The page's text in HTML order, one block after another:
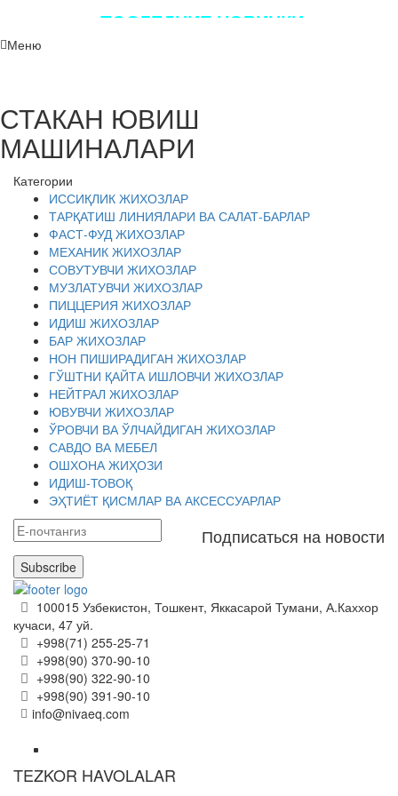
ПОСЛЕДНИЕ НОВИНКИ
Меню
СТАКАН ЮВИШ
МАШИНАЛАРИ
Категории
ИССИҚЛИК ЖИХОЗЛАР
ТАРҚАТИШ ЛИНИЯЛАРИ ВА САЛАТ-БАРЛАР
ФАСТ-ФУД ЖИХОЗЛАР
МЕХАНИК ЖИХОЗЛАР
СОВУТУВЧИ ЖИХОЗЛАР
МУЗЛАТУВЧИ ЖИХОЗЛАР
ПИЦЦЕРИЯ ЖИХОЗЛАР
ИДИШ ЖИХОЗЛАР
БАР ЖИХОЗЛАР
НОН ПИШИРАДИГАН ЖИХОЗЛАР
ГЎШТНИ ҚАЙТА ИШЛОВЧИ ЖИХОЗЛАР
НЕЙТРАЛ ЖИХОЗЛАР
ЮВУВЧИ ЖИХОЗЛАР
ЎРОВЧИ ВА ЎЛЧАЙДИГАН ЖИХОЗЛАР
САВДО ВА МЕБЕЛ
ОШХОНА ЖИҲОЗИ
ИДИШ-ТОВОҚ
ЭҲТИЁТ ҚИСМЛАР ВА АКСЕССУАРЛАР
Подписаться на новости
Subscribe
100015 Узбекистон, Тошкент, Яккасарой Тумани, А.Каххор
кучаси, 47 уй.
+998(71) 255-25-71
+998(90) 370-90-10
+998(90) 322-90-10
+998(90) 391-90-10
info@nivaeq.com
TEZKOR HAVOLALAR